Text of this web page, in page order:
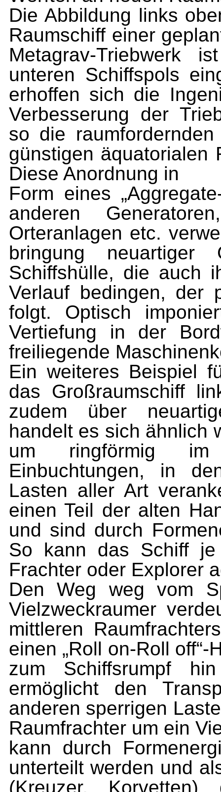
Die Abbildung links
Raumschiff einer
Metagrav-Triebwerk
unteren Schiffspols
erhoffen sich die
Verbesserung der
so die
günstigen äquatorialen
Diese Anordnung in
Form eines
anderen
Orteranlagen etc.
bringung neuartiger
Schiffshülle, die auch
Verlauf bedingen, der
folgt. Optisch
Vertiefung in der
freiliegende
Ein weiteres Beispiel
das Großraumschiff
zudem über
handelt es sich ähnlich
um ringförmig im
Einbuchtungen, in
Lasten aller Art
einen Teil der alten
und sind durch
So kann das Schiff je
Frachter oder Explorer
Den Weg weg vom
Vielzweckraumer
mittleren
einen „Roll on-Roll
zum Schiffsrumpf
ermöglicht den
anderen sperrigen
Raumfrachter um ein
kann durch
unterteilt werden und
(Kreuzer,